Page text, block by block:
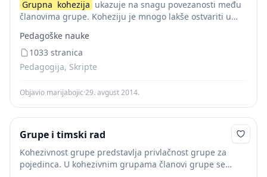
Grupna kohezija ukazuje na snagu povezanosti među
članovima grupe. Koheziju je mnogo lakše ostvariti u
kvalitetna interakcija doprinosi koheziji male grupe i...
Pedagoške nauke
1033 stranica
Pedagogija, Skripte
Objavio marijabojic·29. avgust 2014.
Grupe i timski rad
Kohezivnost grupe predstavlja privlačnost grupe za
pojedinca. U kohezivnim grupama članovi grupe se